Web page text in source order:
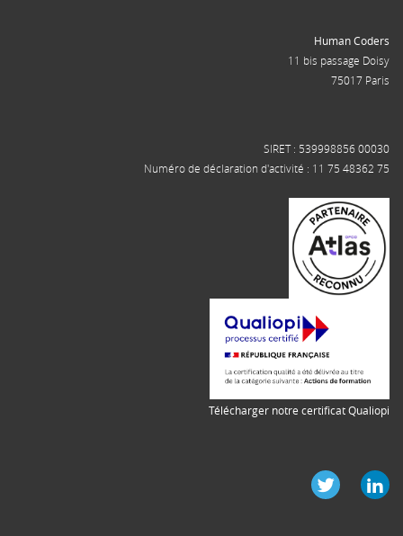
Human Coders
11 bis passage Doisy
75017 Paris
SIRET : 539998856 00030
Numéro de déclaration d'activité : 11 75 48362 75
Télécharger notre certificat Qualiopi